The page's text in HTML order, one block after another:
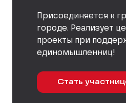
Присоединяется к
городе. Реализует
проекты при
единомышленниц!
Стать